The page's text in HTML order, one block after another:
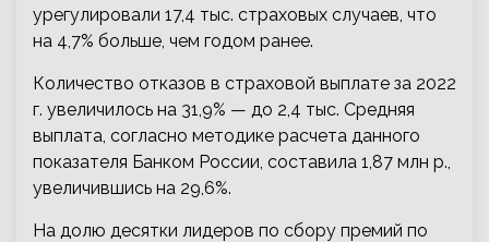
урегулировали 17,4 тыс. страховых случаев, что
на 4,7% больше, чем годом ранее.
Количество отказов в страховой выплате за 2022
г. увеличилось на 31,9% — до 2,4 тыс. Средняя
выплата, согласно методике расчета данного
показателя Банком России, составила 1,87 млн р.,
увеличившись на 29,6%.
На долю десятки лидеров по сбору премий по